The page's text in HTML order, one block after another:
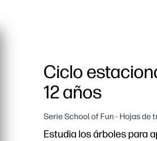
Ciclo
12 años
Serie School of Fun - Hojas de
Estudia los árboles para